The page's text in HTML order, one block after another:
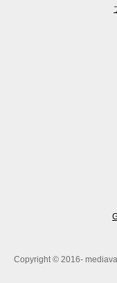
Copyright © 2016-